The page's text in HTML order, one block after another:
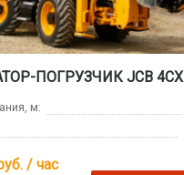
ПОГРУЗЧИК JCB 4CX
м:
/ час